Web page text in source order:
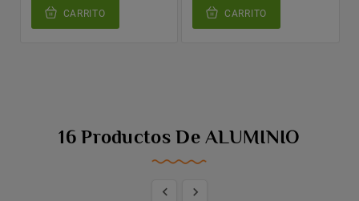
CARRITO CARRITO
16 Productos De ALUMINIO
 